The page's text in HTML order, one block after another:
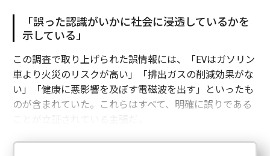
「誤った認識がいかに社会に浸透しているかを
示している」
この調査で取り上げられた誤情報には、「EVはガソリン
車より火災のリスクが高い」「排出ガスの削減効果がな
い」「健康に悪影響を及ぼす電磁波を出す」といったも
のが含まれていた。これらはすべて、明確に誤りである